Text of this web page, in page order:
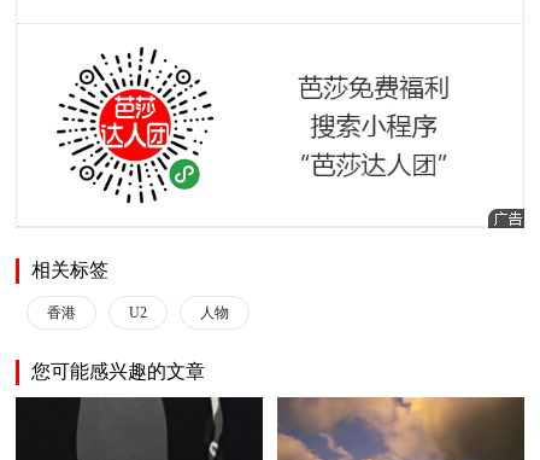
相关标签
香港 U2 人物
您可能感兴趣的文章